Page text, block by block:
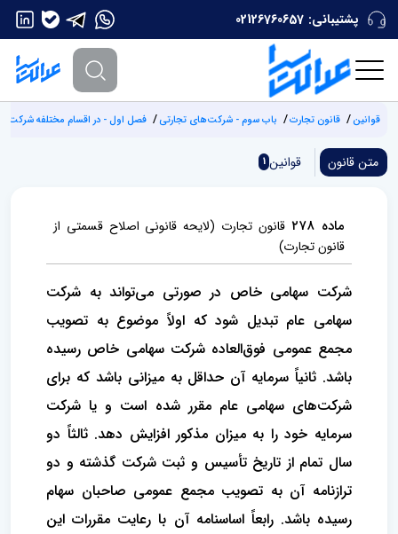
پشتیبانی: 02126760657
قوانین قانون تجارت باب سوم - شرکت‌های تجارتی فصل اول - در اقسام مختلفه شرکت‌ها
متن قانون قوانین 1
ماده ۲۷۸
قانون تجارت (لایحه قانونی اصلاح قسمتی از
قانون تجارت)
شرکت سهامی خاص در صورتی می‌تواند به شرکت
سهامی عام تبدیل شود که اولاً موضوع به تصویب
مجمع عمومی فوق‌العاده شرکت سهامی خاص رسیده
باشد. ثانیاً سرمایه آن حداقل به میزانی باشد که برای
شرکت‌های سهامی عام مقرر شده است و یا شرکت
سرمایه خود را به میزان مذکور افزایش دهد. ثالثاً دو
سال تمام از تاریخ تأسیس و ثبت شرکت گذشته و دو
ترازنامه آن به تصویب مجمع عمومی صاحبان سهام
رسیده باشد. رابعاً اساسنامه آن با رعایت مقررات این